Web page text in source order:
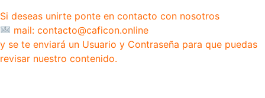
Si deseas unirte ponte en contacto con nosotros
mail: contacto@caficon.online
y se te enviará un Usuario y Contraseña para que puedas
revisar nuestro contenido.